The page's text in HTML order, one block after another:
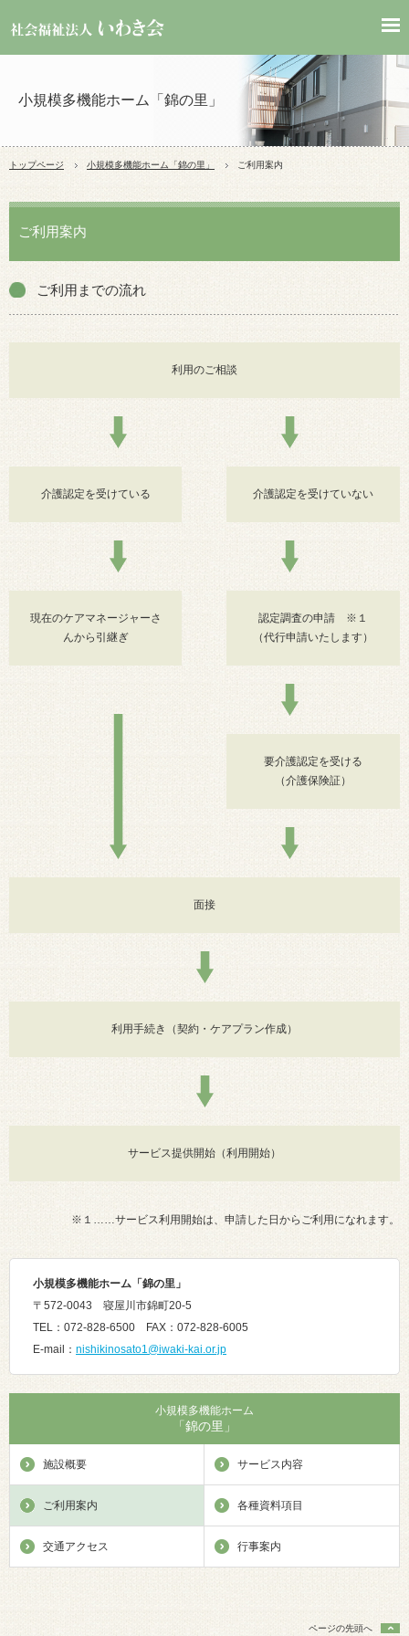
小規模多機能ホーム「錦の里」
トップページ 小規模多機能ホーム「錦の里」 ご利用案内
ご利用案内
ご利用までの流れ
利用のご相談
介護認定を受けている 介護認定を受けていない
現在のケアマネージャーさ
んから引継ぎ
認定調査の申請 ※１
（代行申請いたします）
要介護認定を受ける
（介護保険証）
面接
利用手続き（契約・ケアプラン作成）
サービス提供開始（利用開始）
※１……サービス利用開始は、申請した日からご利用になれます。
小規模多機能ホーム「錦の里 」
〒572-0043 寝屋川市錦町20-5
TEL：072-828-6500 FAX：072-828-6005
E-mail： nishikinosato1@iwaki-kai.or.jp
小規模多機能ホーム
「錦の里」
施設概要 サービス内容
ご利用案内 各種資料項目
交通アクセス 行事案内
ページの先頭へ